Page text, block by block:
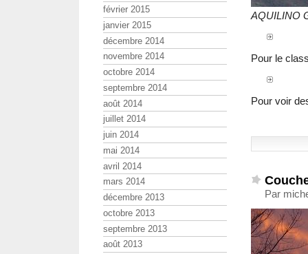
AQUILINO
Pour le
Pour voir
Par
février 2015
janvier 2015
décembre 2014
novembre 2014
octobre 2014
septembre 2014
août 2014
juillet 2014
juin 2014
mai 2014
avril 2014
mars 2014
décembre 2013
octobre 2013
septembre 2013
août 2013